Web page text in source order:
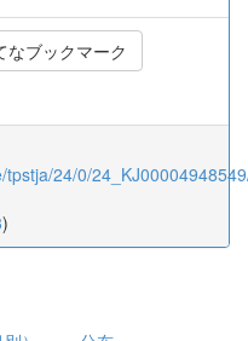
なブックマーク
24/0/
)